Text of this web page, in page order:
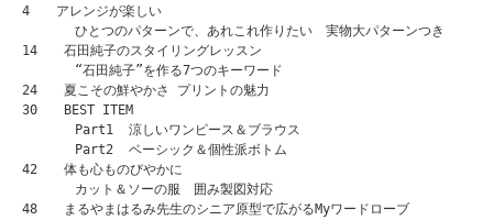
4　　アレンジが楽しい
ひとつのパターンで、あれこれ作りたい　実物大パターンつき
14　　石田純子のスタイリングレッスン
“石田純子”を作る7つのキーワード
24　　夏こその鮮やかさ プリントの魅力
30　　BEST ITEM
Part1  涼しいワンピース＆ブラウス
Part2  ベーシック＆個性派ボトム
42　　体も心ものびやかに
カット＆ソーの服　囲み製図対応
48　　まるやまはるみ先生のシニア原型で広がるMyワードローブ